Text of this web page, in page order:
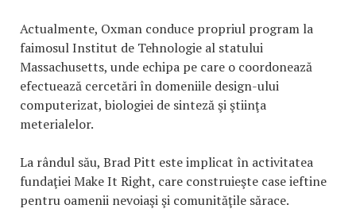
Actualmente, Oxman conduce propriul program la
faimosul Institut de Tehnologie al statului
Massachusetts, unde echipa pe care o coordonează
efectuează cercetări în domeniile design-ului
computerizat, biologiei de sinteză şi ştiinţa
meterialelor.
La rândul său, Brad Pitt este implicat în activitatea
fundaţiei Make It Right, care construieşte case ieftine
pentru oamenii nevoiaşi şi comunităţile sărace.